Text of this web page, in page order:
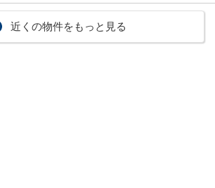
近くの物件をもっと見る